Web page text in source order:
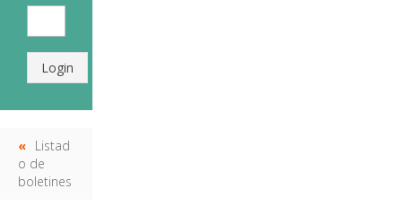
Login
Listad
o de
boletines